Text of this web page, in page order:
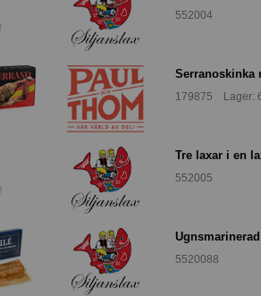
552004
Serranoskinka
179875 Lager:
Tre laxar i en
552005
5520088